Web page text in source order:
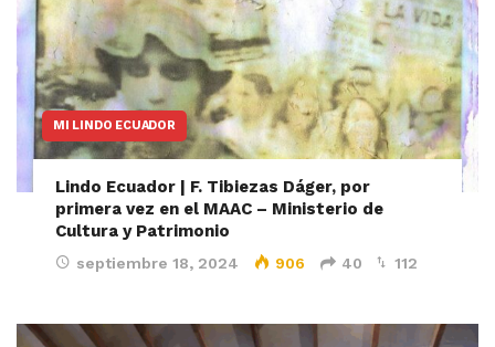
MI LINDO ECUADOR
Lindo Ecuador | F. Tibiezas Dáger, por
primera vez en el MAAC – Ministerio de
Cultura y Patrimonio
septiembre 18, 2024 906 40 112